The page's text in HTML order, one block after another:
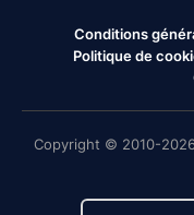
Conditions
Politique de
Copyright © 2010-